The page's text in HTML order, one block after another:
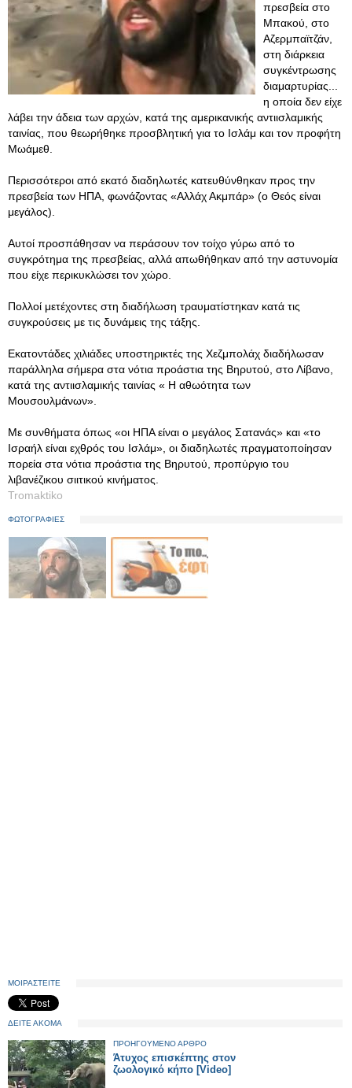
πρεσβεία στο
Μπακού, στο
Αζερμπαϊτζάν,
στη διάρκεια
συγκέντρωσης
διαμαρτυρίας...
η οποία δεν είχε
λάβει την άδεια των αρχών, κατά της αμερικανικής αντιισλαμικής
ταινίας, που θεωρήθηκε προσβλητική για το Ισλάμ και τον προφήτη
Μωάμεθ.
Περισσότεροι από εκατό διαδηλωτές κατευθύνθηκαν προς την
πρεσβεία των ΗΠΑ, φωνάζοντας «Αλλάχ Ακμπάρ» (ο Θεός είναι
μεγάλος).
Αυτοί προσπάθησαν να περάσουν τον τοίχο γύρω από το
συγκρότημα της πρεσβείας, αλλά απωθήθηκαν από την αστυνομία
που είχε περικυκλώσει τον χώρο.
Πολλοί μετέχοντες στη διαδήλωση τραυματίστηκαν κατά τις
συγκρούσεις με τις δυνάμεις της τάξης.
Εκατοντάδες χιλιάδες υποστηρικτές της Χεζμπολάχ διαδήλωσαν
παράλληλα σήμερα στα νότια προάστια της Βηρυτού, στο Λίβανο,
κατά της αντιισλαμικής ταινίας « Η αθωότητα των
Μουσουλμάνων».
Με συνθήματα όπως «οι ΗΠΑ είναι ο μεγάλος Σατανάς» και «το
Ισραήλ είναι εχθρός του Ισλάμ», οι διαδηλωτές πραγματοποίησαν
πορεία στα νότια προάστια της Βηρυτού, προπύργιο του
λιβανέζικου σιιτικού κινήματος.
Tromaktiko
ΦΩΤΟΓΡΑΦΙΕΣ
ΜΟΙΡΑΣΤΕΙΤΕ
ΔΕΙΤΕ ΑΚΟΜΑ
ΠΡΟΗΓΟΥΜΕΝΟ ΑΡΘΡΟ
Άτυχος επισκέπτης στον
ζωολογικό κήπο [Video]